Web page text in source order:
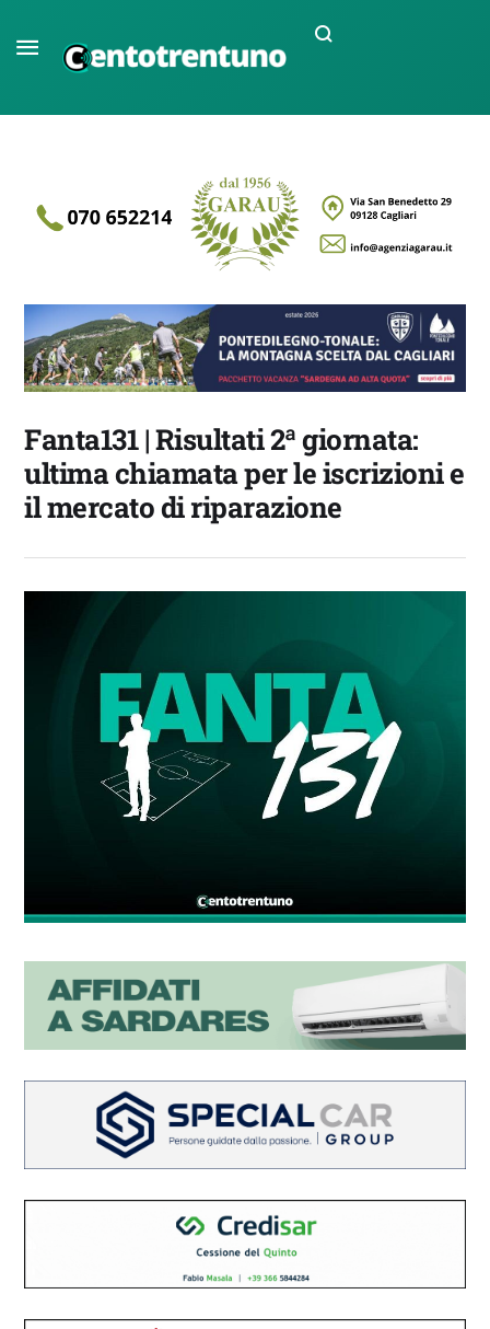
Fanta131 | Risultati 2ª giornata:
ultima chiamata per le iscrizioni e
il mercato di riparazione